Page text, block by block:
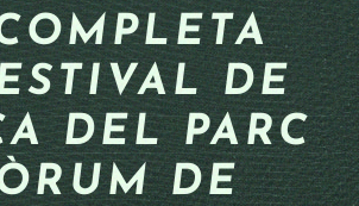
DE
DEL PARC
DE